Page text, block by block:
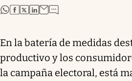
abre en nueva pestaña
abre en nueva pestaña
abre en nueva pestaña
abre en nueva pestaña
En la batería de medidas
productivo y los
la campaña electoral, está